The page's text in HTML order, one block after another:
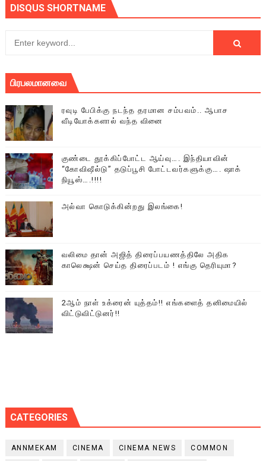
DISQUS SHORTNAME
பிரபலமானவை
ரவுடி பேபிக்கு நடந்த தரமான சம்பவம்.. ஆபாச
வீடியோக்களால் வந்த வினை
குண்டை தூக்கிப்போட்ட ஆய்வு…. இந்தியாவின்
“கோவிஷீல்டு” தடுப்பூசி போட்டவர்களுக்கு…. ஷாக்
நியூஸ்….!!!!
அல்வா கொடுக்கின்றது இலங்கை!
வலிமை தான் அஜித் திரைப்பயணத்திலே அதிக
காலெக்ஷன் செய்த திரைப்படம் ! எங்கு தெரியுமா?
2ஆம் நாள் உக்ரைன் யுத்தம்!! எங்களைத் தனிமையில்
விட்டுவிட்டுனர்!!
CATEGORIES
ANNMEKAM CINEMA CINEMA NEWS COMMON